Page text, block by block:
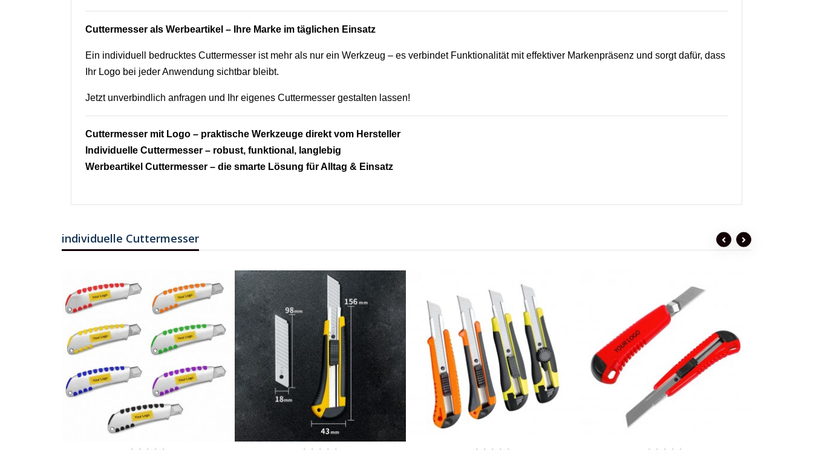
Cuttermesser als Werbeartikel – Ihre Marke im täglichen Einsatz
Ein individuell bedrucktes Cuttermesser ist mehr als nur ein Werkzeug – es verbindet Funktionalität mit effektiver Markenpräsenz und sorgt dafür, dass
Ihr Logo bei jeder Anwendung sichtbar bleibt.
Jetzt unverbindlich anfragen und Ihr eigenes Cuttermesser gestalten lassen!
Cuttermesser mit Logo – praktische Werkzeuge direkt vom Hersteller
Individuelle Cuttermesser – robust, funktional, langlebig
Werbeartikel Cuttermesser – die smarte Lösung für Alltag & Einsatz
individuelle Cuttermesser